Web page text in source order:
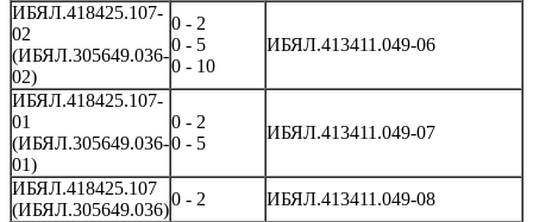
ИБЯЛ.418425.107-
02
(ИБЯЛ.305649.036-
02)
0 - 2
0 - 5
0 - 10
ИБЯЛ.413411.049-06
ИБЯЛ.418425.107-
01
(ИБЯЛ.305649.036-
01)
0 - 2
0 - 5
ИБЯЛ.413411.049-07
ИБЯЛ.418425.107
(ИБЯЛ.305649.036)
0 - 2 ИБЯЛ.413411.049-08